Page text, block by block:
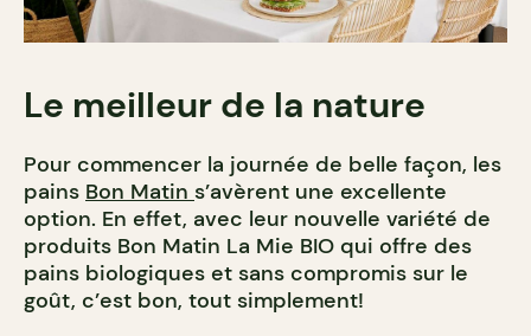
Le meilleur de la nature
Pour commencer la journée de belle façon, les
pains Bon Matin s’avèrent une excellente
option. En effet, avec leur nouvelle variété de
produits Bon Matin La Mie BIO qui offre des
pains biologiques et sans compromis sur le
goût, c’est bon, tout simplement!